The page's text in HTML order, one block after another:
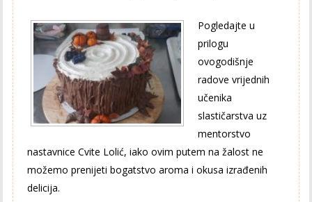
Pogledajte u
prilogu
ovogodišnje
radove vrijednih
učenika
slastičarstva uz
mentorstvo
nastavnice Cvite Lolić, iako ovim putem na žalost ne
možemo prenijeti bogatstvo aroma i okusa izrađenih
delicija.